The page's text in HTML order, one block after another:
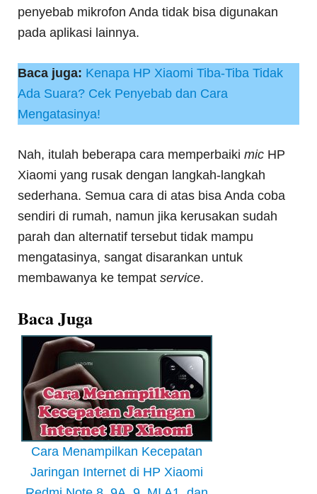
penyebab mikrofon Anda tidak bisa digunakan
pada aplikasi lainnya.
Baca juga: Kenapa HP Xiaomi Tiba-Tiba Tidak
Ada Suara? Cek Penyebab dan Cara
Mengatasinya!
Nah, itulah beberapa cara memperbaikimic HP
Xiaomi yang rusak dengan langkah-langkah
sederhana. Semua cara di atas bisa Anda coba
sendiri di rumah, namun jika kerusakan sudah
parah dan alternatif tersebut tidak mampu
mengatasinya, sangat disarankan untuk
membawanya ke tempatservice.
Baca Juga
Cara Menampilkan Kecepatan
Jaringan Internet di HP Xiaomi